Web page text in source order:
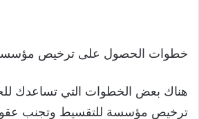
خطوات الحصول على ترخيص
هناك بعض الخطوات التي تساعدك
ترخيص مؤسسة للتقسيط وتجنب